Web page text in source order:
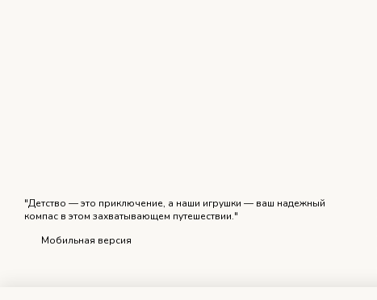
"Детство — это приключение, а наши игрушки — ваш надежный
компас в этом захватывающем путешествии."
Мобильная версия